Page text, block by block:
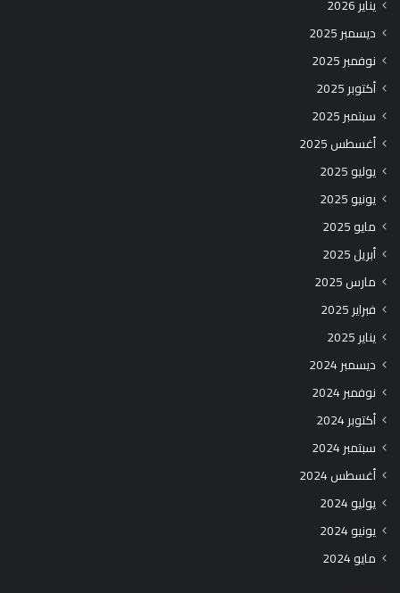
يناير 2026
ديسمبر 2025
نوفمبر 2025
أكتوبر 2025
سبتمبر 2025
أغسطس 2025
يوليو 2025
يونيو 2025
مايو 2025
أبريل 2025
مارس 2025
فبراير 2025
يناير 2025
ديسمبر 2024
نوفمبر 2024
أكتوبر 2024
سبتمبر 2024
أغسطس 2024
يوليو 2024
يونيو 2024
مايو 2024